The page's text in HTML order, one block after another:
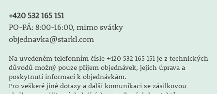
+420 532 165 151
PO-PÁ: 8:00-16:00, mimo svátky
objednavka@starkl.com
Na uvedeném telefonním čísle +420 532 165 151 je z technických
důvodů možný pouze příjem objednávek, jejich úprava a
poskytnutí informací k objednávkám.
Pro veškeré jiné dotazy a další komunikaci se zásilkovou